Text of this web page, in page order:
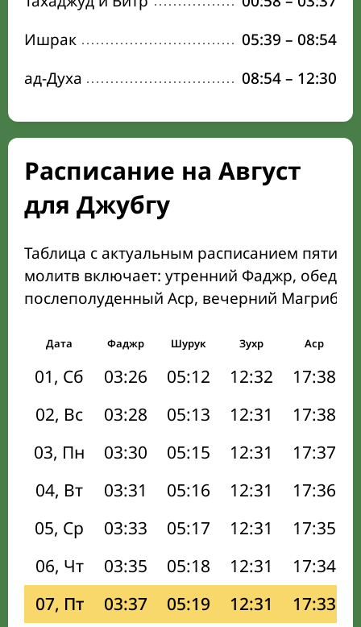
Ишрак
05:39 – 08:54
ад-Духа
08:54– 12:30
Расписание на Август
для Джубгу
Таблица с актуальным расписанием пяти
молитв включает: утренний Фаджр,
послеполуденный Аср, вечерний Магриб
Дата Фаджр Шурук Зухр Аср
01, Сб 03:26 05:12 12:32 17:38
02, Вс
03:28 05:13 12:31 17:38
03, Пн
03:30 05:15 12:31 17:37
04, Вт
03:31 05:16 12:31 17:36
05, Ср
03:33 05:17 12:31 17:35
06, Чт
03:35 05:18 12:31 17:34
07, Пт
03:37 05:19 12:31 17:33